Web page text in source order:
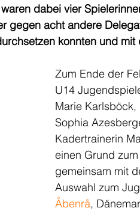
dabei vier
gegen acht andere
konnten und
Zum Ende der
U14
Marie
Sophia
Kadertrainerin
einen Grund
gemeinsam mit
Auswahl zum
Åbenrå,